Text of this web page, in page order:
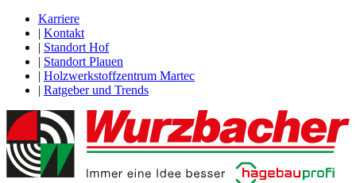
Karriere
| Kontakt
| Standort Hof
| Standort Plauen
| Holzwerkstoffzentrum Martec
| Ratgeber und Trends